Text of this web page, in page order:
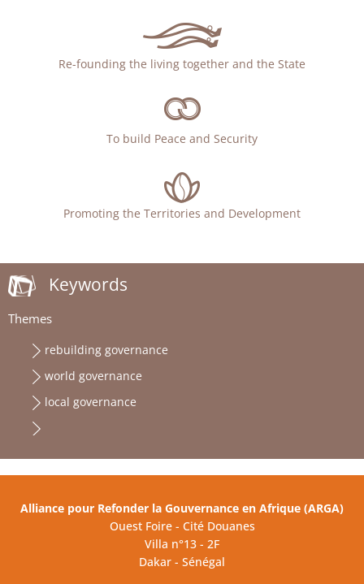
Re-founding the living together and the State
To build Peace and Security
Promoting the Territories and Development
Keywords
Themes
rebuilding governance
world governance
local governance
Alliance pour Refonder la Gouvernance en Afrique (ARGA)
Ouest Foire - Cité Douanes
Villa n°13 - 2F
Dakar - Sénégal